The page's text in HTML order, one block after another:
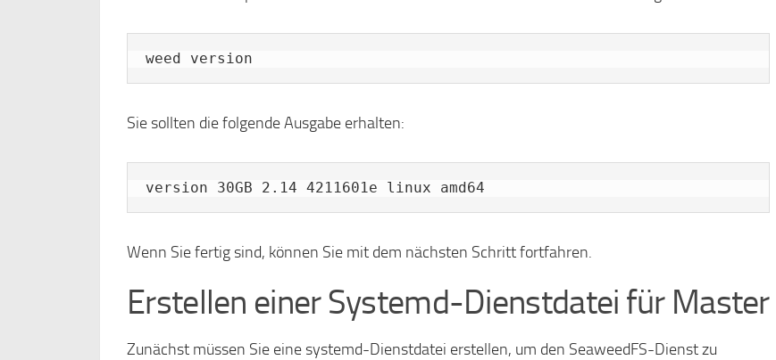
weed version
Sie sollten die folgende Ausgabe erhalten:
Wenn Sie fertig sind, können Sie mit dem nächsten Schritt fortfahren.
Erstellen einer Systemd-Dienstdatei für Master
Zunächst müssen Sie eine systemd-Dienstdatei erstellen, um den SeaweedFS-Dienst zu